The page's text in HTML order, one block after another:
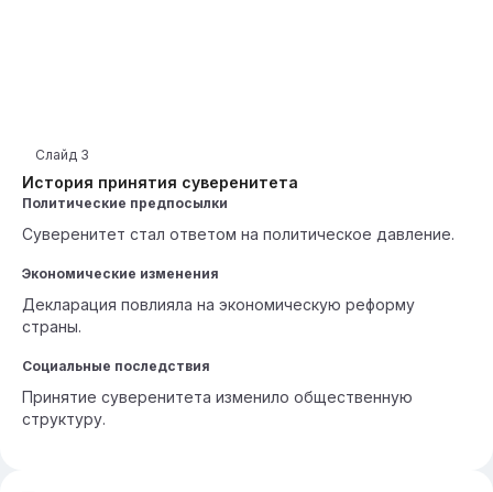
История принятия суверенитета
Слайд 3
Политические предпосылки
Суверенитет стал ответом на политическое давление.
Экономические изменения
Декларация повлияла на экономическую реформу
страны.
Социальные последствия
Принятие суверенитета изменило общественную
структуру.